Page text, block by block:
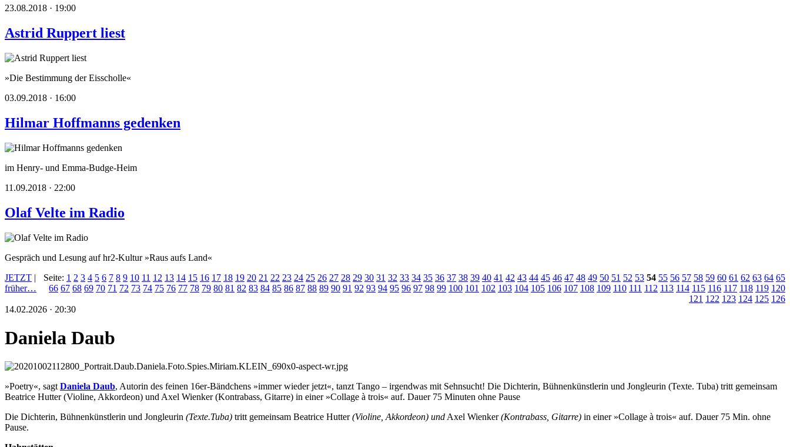
23.08.2018 · 19:00
Astrid Ruppert liest
»Die Bestimmung der Eisscholle«
03.09.2018 · 16:00
Hilmar Hoffmanns gedenken
im Henry- und Emma-Budge-Heim
11.09.2018 · 22:00
Olaf Velte im Radio
Gespräch und Lesung auf hr2-Kultur »Raus aufs Land«
JETZT |
früher…
Seite: 1 2 3 4 5 6 7 8 9 10 11 12 13 14 15 16 17 18 19 20 21 22 23 24 25 26 27 28 29 30 31 32 33 34 35 36 37 38 39 40 41 42 43 44 45 46 47 48 49 50 51 52 53 54 55 56 57 58 59 60 61 62 63 64 65
66 67 68 69 70 71 72 73 74 75 76 77 78 79 80 81 82 83 84 85 86 87 88 89 90 91 92 93 94 95 96 97 98 99 100 101 102 103 104 105 106 107 108 109 110 111 112 113 114 115 116 117 118 119 120
121 122 123 124 125 126
14.02.2026 · 20:30
Daniela Daub
»Poetry«, sagtDaniela Daub, Autorin des feinen 16er-Bändchens »immer wieder jetzt«, tanzt Tango – irgendwas mit Sehnsucht! Die Dichterin, Bühnenkünstlerin und Jongleurin (Texte. Tuba) tritt gemeinsam
Beatrice Hutter (Violine, Akkordeon) und Axel Wienker (Kontrabass, Gitarre) in einer »Collage à trois« auf. Dauer 75 Minuten ohne Pause
Die Dichterin, Bühnenkünstlerin und Jongleurin (Texte.Tuba) tritt gemeinsam Beatrice Hutter(Violine, Akkordeon) undAxel Wienker(Kontrabass, Gitarre) in einer »Collage à trois« auf. Dauer 75 Min. ohne
Pause.